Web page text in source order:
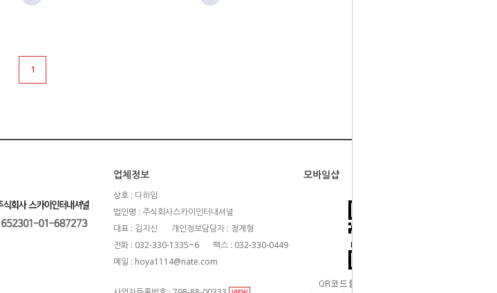
1
업체정보
상호 : 다하임
법인명 : 주식회사스카이인터내셔널
대표 : 김지신
개인정보담당자 : 정계형
전화 : 032-330-1335~6
팩스 : 032-330-0449
메일 : hoya1114@nate.com
모바일샵